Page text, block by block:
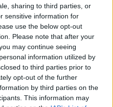
sharing to third parties, or
sensitive information for
use the below opt-out
Please note that after your
may continue seeing
information utilized by
to third parties prior to
opt-out of the further
by third parties on the
This information may
Arkadium's
Codeword